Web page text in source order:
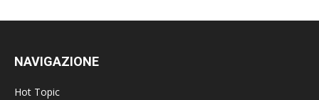
NAVIGAZIONE
Hot Topic